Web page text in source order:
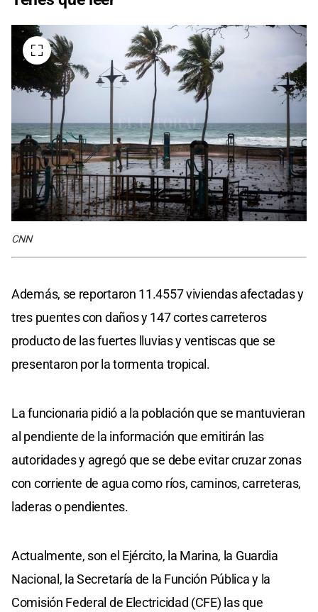
CNN
Además, se reportaron 11.4557 viviendas afectadas y
tres puentes con daños y 147 cortes carreteros
producto de las fuertes lluvias y ventiscas que se
presentaron por la tormenta tropical.
La funcionaria pidió a la población que se mantuvieran
al pendiente de la información que emitirán las
autoridades y agregó que se debe evitar cruzar zonas
con corriente de agua como ríos, caminos, carreteras,
laderas o pendientes.
Actualmente, son el Ejército, la Marina, la Guardia
Nacional, la Secretaría de la Función Pública y la
Comisión Federal de Electricidad (CFE) las que